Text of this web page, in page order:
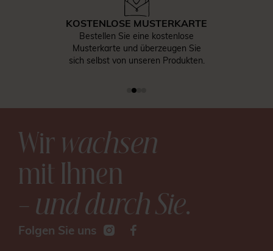
KOSTENLOSE MUSTERKARTE
Bestellen Sie eine kostenlose
Musterkarte und überzeugen Sie
sich selbst von unseren Produkten.
Wirwachsen
mit Ihnen
– und durch Sie.
Folgen Sie uns